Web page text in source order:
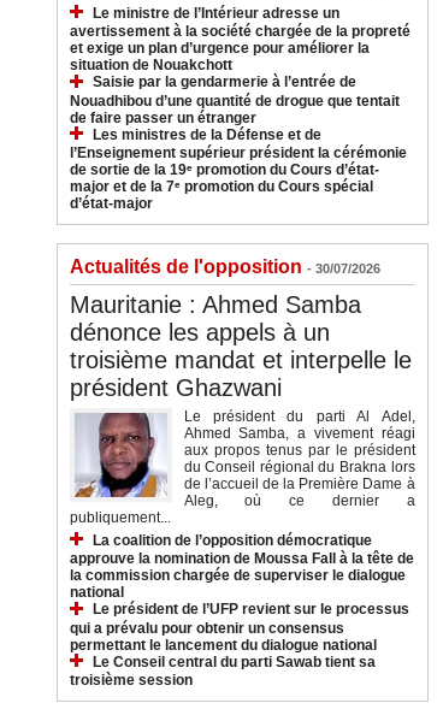
Le ministre de l’Intérieur adresse un
avertissement à la société chargée de la propreté
et exige un plan d’urgence pour améliorer la
situation de Nouakchott
Saisie par la gendarmerie à l’entrée de
Nouadhibou d’une quantité de drogue que tentait
de faire passer un étranger
Les ministres de la Défense et de
l’Enseignement supérieur président la cérémonie
de sortie de la 19ᵉ promotion du Cours d’état-
major et de la 7ᵉ promotion du Cours spécial
d’état-major
Actualités de l'opposition - 30/07/2026
Mauritanie : Ahmed Samba
dénonce les appels à un
troisième mandat et interpelle le
président Ghazwani
Le président du parti Al Adel,
Ahmed Samba, a vivement réagi
aux propos tenus par le président
du Conseil régional du Brakna lors
de l’accueil de la Première Dame à
Aleg, où ce dernier a
publiquement...
La coalition de l’opposition démocratique
approuve la nomination de Moussa Fall à la tête de
la commission chargée de superviser le dialogue
national
Le président de l’UFP revient sur le processus
qui a prévalu pour obtenir un consensus
permettant le lancement du dialogue national
Le Conseil central du parti Sawab tient sa
troisième session